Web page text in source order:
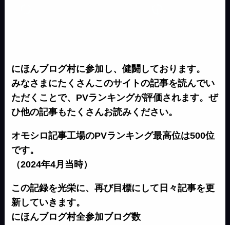
にほんブログ村に参加し、健闘しております。
みなさまにたくさんこのサイトの記事を読んでい
ただくことで、PVランキングが評価されます。ぜ
ひ他の記事もたくさんお読みください。
オモシロ記事工場のPVランキング最高位は500位
です。
（2024年4月当時）
この記録を光栄に、再び目標にして日々記事を更
新していきます。
にほんブログ村全参加ブログ数